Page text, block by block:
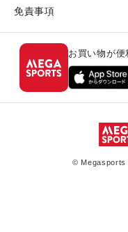
免責事項
お買い物が便
© Megasports